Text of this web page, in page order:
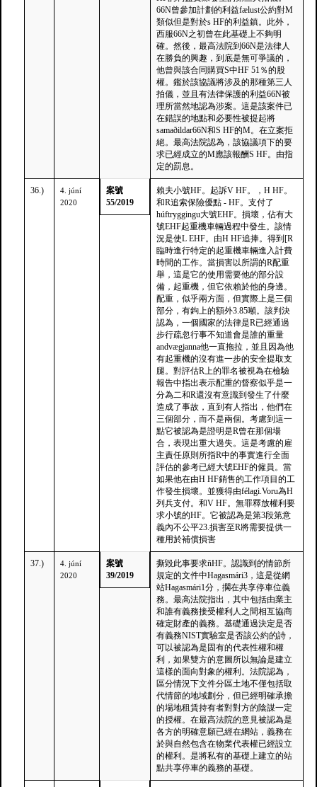
66N曾參加計劃的利益fælust公約對M
類似但是對於s HF的利益鎮。此外，
西服66N之初曾在此基礎上不夠明
確。然後，最高法院到66N是法律人
在勝負的興趣，到底是無可爭議的，
他曾與該合同購買S中HF 51％的股
權。鑑於該協議將涉及的那種第三人
拍儀，並且有法律保護的利益66N被
理所當然地認為涉案。這是該案件已
在錯誤的地點和必要性被提起將
samaðildar66N和S HF的M。在立案拒
絕。最高法院認為，該協議項下的要
求已經成立的M應該報酬S HF。由指
定的罰息。
36.)
4. júní
2020
案號
55/2019
賴夫小號HF。起訴V HF。，H HF。
和R追索保險優點 - HF。支付了
húftryggingu大號EHF。損壞，佔有大
號EHF起重機車輛過程中發生。該情
況是使L EHF。由H HF追捧。得到[R
臨時進行特定的起重機車輛進入計費
時間的工作。當損害以所謂的R配重
舉，這是它的使用需要他的部分設
備，起重機，但它依賴於他的身邊。
配重，似乎兩方面，但實際上是三個
部分，有鉤上的額外3.85噸。該判決
認為，一個國家的法律是R已經通過
步行疏忽行事不知道會是誰的重量
andvægjanna他一直拖拉，並且因為他
有起重機的沒有進一步的安全提取支
腿。對評估R上的罪名被視為在檢驗
報告中指出表示配重的督察似乎是一
分為二和R還沒有意識到發生了什麼
造成了事故，直到有人指出，他們在
三個部分，而不是兩個。考慮到這一
點它被認為是證明是R曾在那個場
合，表現出重大過失。這是考慮的雇
主責任原則所指R中的事實進行全面
評估的參考已經大號EHF的僱員。當
如果他在由H HF銷售的工作項目的工
作發生損壞。並獲得由félagi.Voru為H
列兵支付。和V HF。無罪釋放權利要
求小號的HF。它被認為是第3段第意
義內不公平23.損害至R將需要提供一
種用於補償損害
37.)
4. júní
2020
案號
39/2019
撕毀此事要求ñHF。認識到的情節所
規定的文件中Hagasmári3，這是從網
站Hagasmári1分，擱在共享停車位義
務。最高法院指出，其中包括由業主
和誰有義務接受權利人之間相互協商
確定財產的義務。基礎通過決定是否
有義務NIST實驗室是否該公約的詩，
可以被認為是固有的代表性權和權
利，如果雙方的意圖所以無論是建立
這樣的面向對象的權利。法院認為，
區分情況下文件分區土地不僅包括取
代情節的地域劃分，但已經明確承擔
的場地租賃持有者對對方的陰謀一定
的授權。在最高法院的意見被認為是
各方的明確意願已經在網站，義務在
於與自然包含在物業代表權已經設立
的權利。是將私有的基礎上建立的站
點共享停車的義務的基礎。